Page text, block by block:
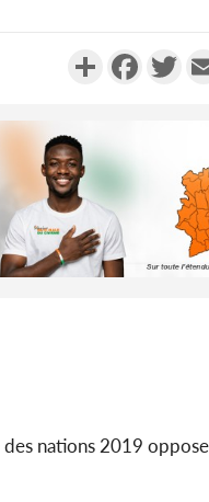
Partager
nations 2019
A...
Côte
Hervé